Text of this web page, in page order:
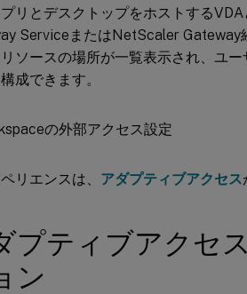
リとデスクトップをホストする
ServiceまたはNetScaler Gateway
ソースの場所が一覧表示され、ユ
成できます。
リエンスは、 アダプティブアクセス
プティブアクセ
ン